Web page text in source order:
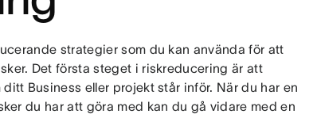
strategier som du kan använda för att
Det första steget i riskreducering är att
Business eller projekt står inför. När du har en
du har att göra med kan du gå vidare med en